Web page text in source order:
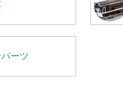
ーツ